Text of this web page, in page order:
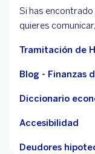
Si has encontrado
quieres
Tramitación de
Blog - Finanzas
Diccionario
Accesibilidad
Deudores